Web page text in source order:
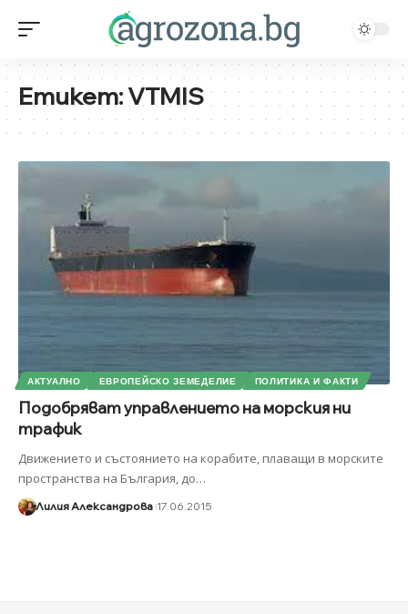
Етикет:VTMIS
АКТУАЛНО ЕВРОПЕЙСКО ЗЕМЕДЕЛИЕ ПОЛИТИКА И ФАКТИ
Подобряват управлението на морския ни
трафик
Движението и състоянието на корабите, плаващи в морските
пространства на България, до…
Лилия Александрова 17.06.2015